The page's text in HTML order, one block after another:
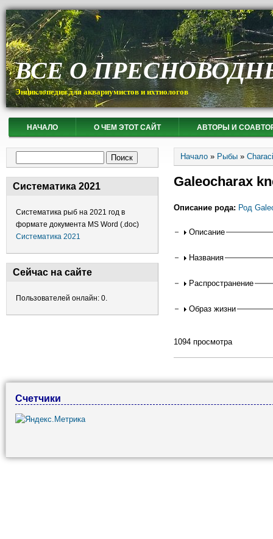
ВСЕ О
Энциклопедия для аквариумистов и ихтиологов
НАЧАЛО О ЧЕМ ЭТОТ САЙТ АВТОРЫ И
Систематика 2021
Систематика рыб на 2021 год в
формате документа MS Word (.doc)
Систематика 2021
Сейчас на сайте
Пользователей онлайн: 0.
Вы здесь
Начало » Рыбы »
Galeocharax
Описание рода: Род
Описание
Названия
Распространение
Образ жизни
1094 просмотра
Счетчики